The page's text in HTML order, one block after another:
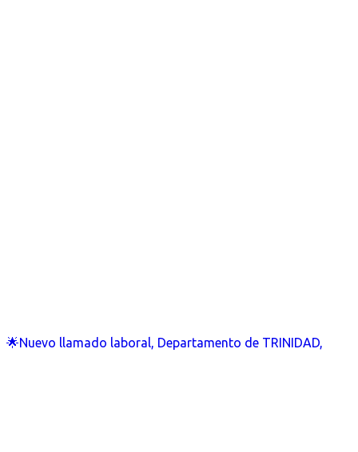
🌟Nuevo llamado laboral, Departamento de TRINIDAD,